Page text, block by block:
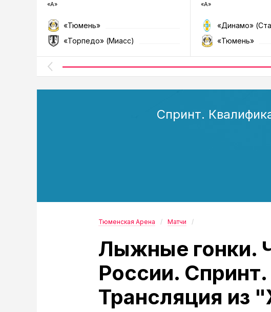
«А»
«Тюмень»
«Торпедо» (Миасс)
«А»
«Динамо»
«Тюмень»
Спринт.
Тюменская Арена Матчи
Лыжные гонки.
России.
Трансляция